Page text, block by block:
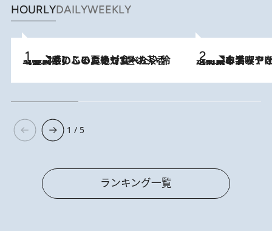
HOURLYDAILYWEEKLY
2026.8.5
【静岡県】この夏絶対食べたい 冷やしておいしいおやつ3選 お茶香る生食感のふるふるゼリー 2026.8.5
【西日本エリアを総まとめ】 47都道府県の手みやげ ひんやりスイーツで夏を満喫
1 / 5
ランキング一覧